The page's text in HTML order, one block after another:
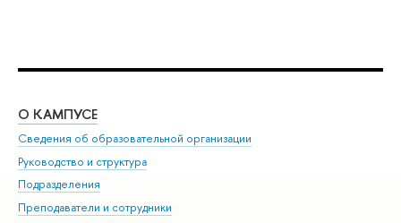
О КАМПУСЕ
Сведения об образовательной организации
Руководство и структура
Подразделения
Преподаватели и сотрудники